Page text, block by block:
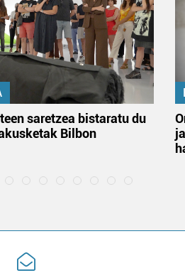
saretzea bistaratu du
Bilbon